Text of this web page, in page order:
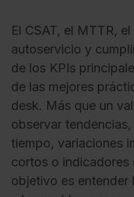
El CSAT, el MTTR,
autoservicio y
de los KPIs
de las mejores
desk. Más que un
observar
tiempo, variaciones
cortos o indicadores
objetivo es entender